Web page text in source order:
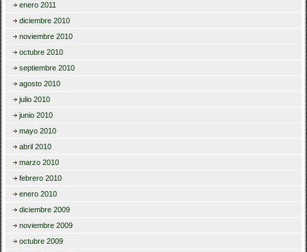
enero 2011
diciembre 2010
noviembre 2010
octubre 2010
septiembre 2010
agosto 2010
julio 2010
junio 2010
mayo 2010
abril 2010
marzo 2010
febrero 2010
enero 2010
diciembre 2009
noviembre 2009
octubre 2009